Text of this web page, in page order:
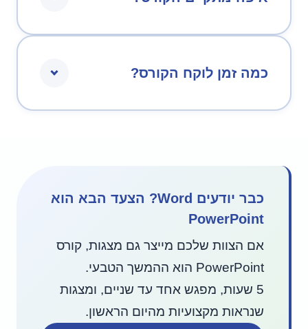
כמה זמן לוקח הקורס?
כבר יודעים Word? הצעד הבא הוא
PowerPoint
אם הצוות שלכם מייצר גם מצגות, קורס
PowerPoint הוא ההמשך הטבעי.
5 שעות, מפגש אחד עד שניים, ומצגות
שנראות מקצועיות מהיום הראשון.